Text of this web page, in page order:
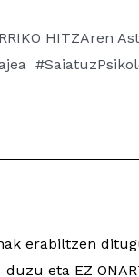
HITZAren
Saiatuz
erabiltzen
duzu eta EZ